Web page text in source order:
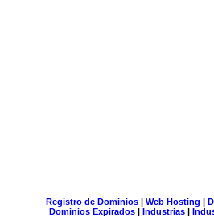
Registro de Dominios| Web Hosting |
Dominios Expirados | Industrias |